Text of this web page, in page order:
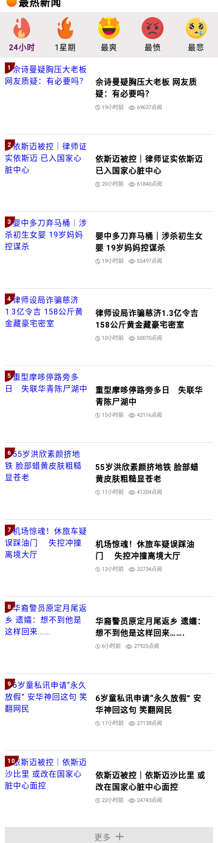
最热新闻
24小时 1星期 最爽 最愤 最悲
1
佘诗曼疑胸压大老板 网友质
疑：有必要吗？
19小时前 69637点阅
2
依斯迈被控｜律师证实依斯迈
已入国家心脏中心
20小时前 61840点阅
3
婴中多刀弃马桶｜涉杀初生女
婴 19岁妈妈控谋杀
19小时前 55497点阅
4
律师设局诈骗慈济1.3亿令吉
158公斤黄金藏豪宅密室
10小时前 50070点阅
5
重型摩哆停路旁多日 失联华
青陈尸湖中
15小时前 42116点阅
6
55岁洪欣素颜挤地铁 脸部蜡
黄皮肤粗糙显苍老
11小时前 41204点阅
7
机场惊魂！休旅车疑误踩油
门 失控冲撞离境大厅
12小时前 32734点阅
8
华裔警员原定月尾返乡 遗孀：
想不到他是这样回来…….
6小时前 27925点阅
9
6岁童私讯申请“永久放假” 安
华神回这句 笑翻网民
17小时前 27138点阅
10
依斯迈被控｜依斯迈沙比里 或
改在国家心脏中心面控
22小时前 24743点阅
更多